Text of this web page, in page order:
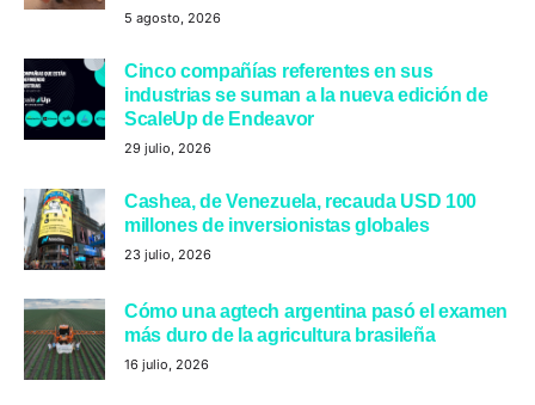
5 agosto, 2026
Cinco compañías referentes en sus
industrias se suman a la nueva edición de
ScaleUp de Endeavor
29 julio, 2026
Cashea, de Venezuela, recauda USD 100
millones de inversionistas globales
23 julio, 2026
Cómo una agtech argentina pasó el examen
más duro de la agricultura brasileña
16 julio, 2026